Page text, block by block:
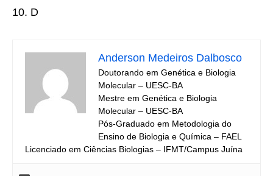
10. D
Anderson Medeiros Dalbosco
Doutorando em Genética e Biologia
Molecular – UESC-BA
Mestre em Genética e Biologia
Molecular – UESC-BA
Pós-Graduado em Metodologia do
Ensino de Biologia e Química – FAEL
Licenciado em Ciências Biologias – IFMT/Campus Juína